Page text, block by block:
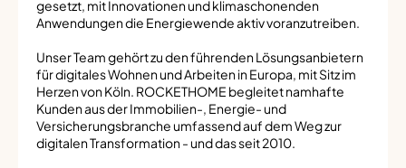
gesetzt, mit Innovationen und klimaschonenden
Anwendungen die Energiewende aktiv voranzutreiben.
Unser Team gehört zu den führenden Lösungsanbietern
für digitales Wohnen und Arbeiten in Europa, mit Sitz im
Herzen von Köln. ROCKETHOME begleitet namhafte
Kunden aus der Immobilien-, Energie- und
Versicherungsbranche umfassend auf dem Weg zur
digitalen Transformation - und das seit 2010.